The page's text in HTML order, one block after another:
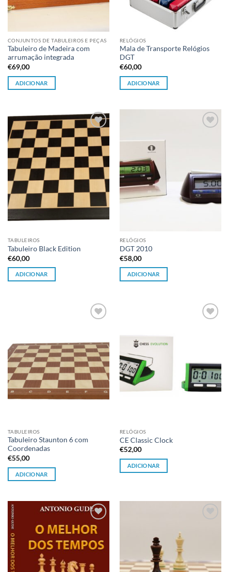
CONJUNTOS DE TABULEIROS E PEÇAS
Tabuleiro de Madeira com
arrumação integrada
€69,00
ADICIONAR
RELÓGIOS
Mala de Transporte Relógios
DGT
€60,00
ADICIONAR
Adicionar
à lista de
desejos
TABULEIROS
Tabuleiro Black Edition
€60,00
ADICIONAR
RELÓGIOS
DGT 2010
€58,00
ADICIONAR
desejos
TABULEIROS
Tabuleiro Staunton 6 com
Coordenadas
€55,00
ADICIONAR
RELÓGIOS
CE Classic Clock
€52,00
ADICIONAR
Adicionar
à lista de
desejos